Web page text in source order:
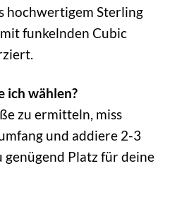
hochwertigem Sterling
funkelnden Cubic
ich wählen?
zu ermitteln, miss
und addiere 2-3
genügend Platz für deine